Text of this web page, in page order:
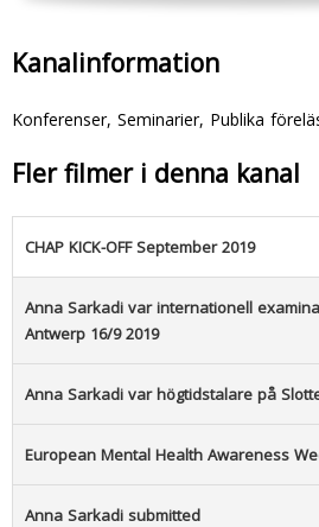
Kanalinformation
Konferenser, Seminarier, Publika
Fler filmer i denna kanal
CHAP KICK-OFF September 2019
Anna Sarkadi var internationell
Antwerp 16/9 2019
Anna Sarkadi var högtidstalare på
European Mental Health Awareness
Anna Sarkadi submitted